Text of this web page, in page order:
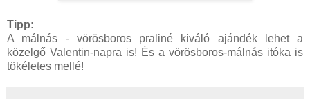
Tipp:
A málnás - vörösboros praliné kiváló ajándék lehet a
közelgő Valentin-napra is! És a vörösboros-málnás itóka is
tökéletes mellé!